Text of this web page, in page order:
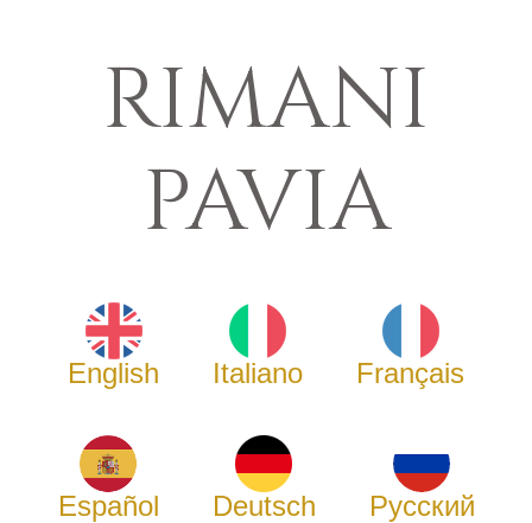
RIMANI
PAVIA
English Italiano Français
Español Deutsch Русский